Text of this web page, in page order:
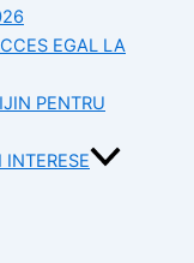
EGAL LA
PENTRU
INTERESE